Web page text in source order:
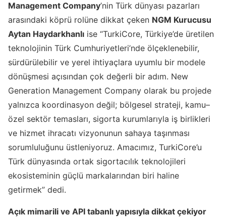
Management Company’nin Türk dünyası pazarları
arasındaki köprü rolüne dikkat çeken NGM Kurucusu
Aytan Haydarkhanlı ise “TurkiCore, Türkiye’de üretilen
teknolojinin Türk Cumhuriyetleri’nde ölçeklenebilir,
sürdürülebilir ve yerel ihtiyaçlara uyumlu bir modele
dönüşmesi açısından çok değerli bir adım. New
Generation Management Company olarak bu projede
yalnızca koordinasyon değil; bölgesel strateji, kamu–
özel sektör temasları, sigorta kurumlarıyla iş birlikleri
ve hizmet ihracatı vizyonunun sahaya taşınması
sorumluluğunu üstleniyoruz. Amacımız, TurkiCore’u
Türk dünyasında ortak sigortacılık teknolojileri
ekosisteminin güçlü markalarından biri haline
getirmek” dedi.
Açık mimarili ve API tabanlı yapısıyla dikkat çekiyor